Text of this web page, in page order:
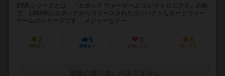
EWEシリーズとは、『エポック ウォーゲーム エレクトロニクス』の略
で、1983年にエポックからリリースされたコンパクトなボードウォー
ゲームのシリーズです。 メジャーなテー...
2
興味あり
5
経験あり
3
お気に入り
5
持ってる